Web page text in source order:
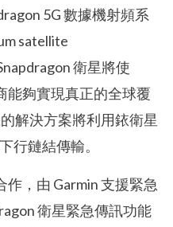
5G 數據機射頻系
satellite
衛星將使
能夠實現真正的全球覆
解決方案將利用銥衛星
行鏈結傳輸。
作，由 Garmin 支援緊急
衛星緊急傳訊功能